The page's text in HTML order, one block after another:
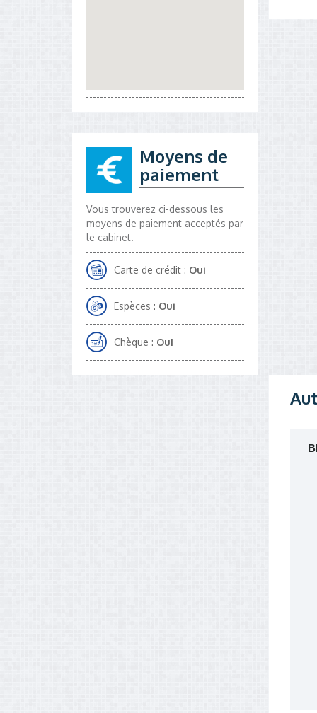
Moyens de
paiement
Vous trouverez ci-dessous les
moyens de paiement acceptés par
le cabinet.
Carte de crédit : Oui
Espèces : Oui
Chèque : Oui